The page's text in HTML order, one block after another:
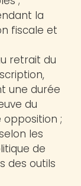
la
fiscale et
retrait du
une durée
du
;
les
de
des outils